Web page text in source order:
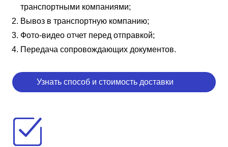
транспортными компаниями;
Вывоз в транспортную компанию;
Фото-видео отчет перед отправкой;
Передача сопровождающих документов.
Узнать способ и стоимость доставки